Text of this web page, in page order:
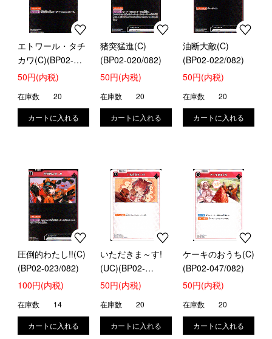
エトワール・タチ
カワ(C)(BP02-
019/082)
50円(内税)
在庫数 20
猪突猛進(C)
(BP02-020/082)
50円(内税)
在庫数 20
油断大敵(C)
(BP02-022/082)
50円(内税)
在庫数 20
圧倒的わたし!!(C)
(BP02-023/082)
100円(内税)
在庫数 14
いただきま～す!
(UC)(BP02-
046/082)
50円(内税)
在庫数 20
ケーキのおうち(C)
(BP02-047/082)
50円(内税)
在庫数 20